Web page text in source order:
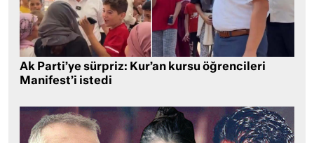
Ak Parti’ye sürpriz: Kur’an kursu öğrencileri
Manifest’i istedi